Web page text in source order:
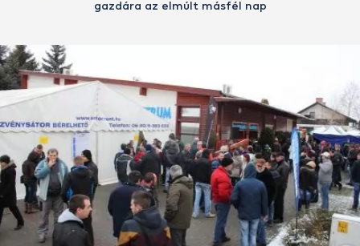
gazdára az elmúlt másfél nap